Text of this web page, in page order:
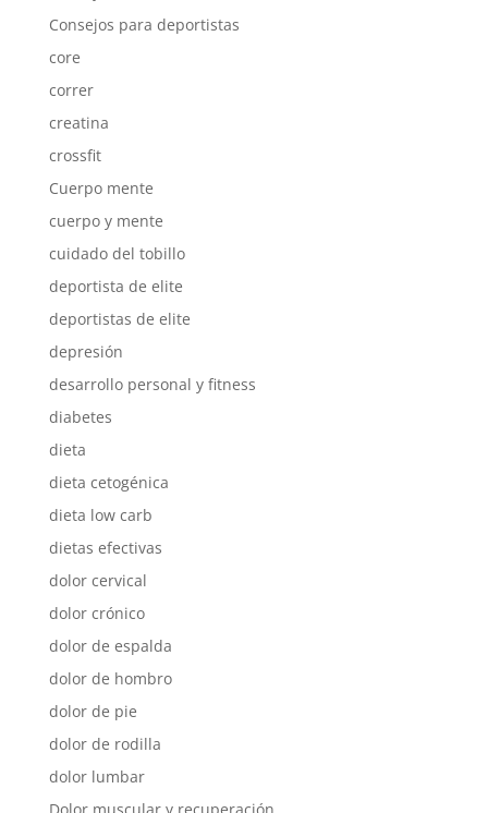
Consejos para deportistas
core
correr
creatina
crossfit
Cuerpo mente
cuerpo y mente
cuidado del tobillo
deportista de elite
deportistas de elite
depresión
desarrollo personal y fitness
diabetes
dieta
dieta cetogénica
dieta low carb
dietas efectivas
dolor cervical
dolor crónico
dolor de espalda
dolor de hombro
dolor de pie
dolor de rodilla
dolor lumbar